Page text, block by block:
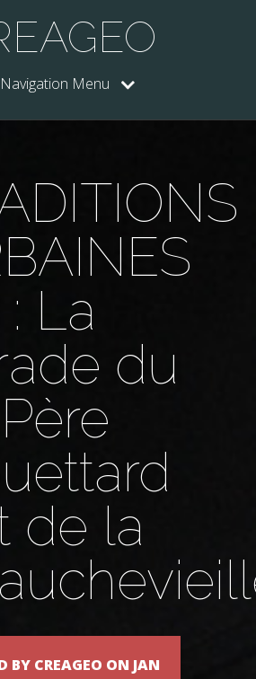
Navigation Menu
: La
du
Père
de la
BY CREAGEO ON JAN